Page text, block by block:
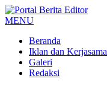
MENU
Beranda
Iklan dan Kerjasama
Galeri
Redaksi